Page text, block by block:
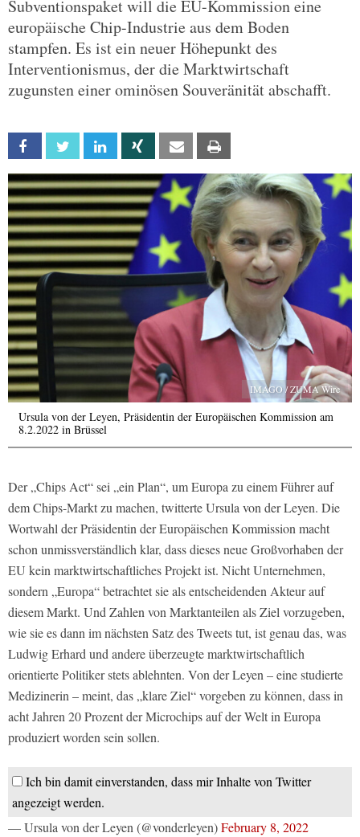
Subventionspaket will die EU-Kommission eine
europäische Chip-Industrie aus dem Boden
stampfen. Es ist ein neuer Höhepunkt des
Interventionismus, der die Marktwirtschaft
zugunsten einer ominösen Souveränität abschafft.
Facebook Twitter Linkedin Xing Email
IMAGO / ZUMA Wire
Ursula von der Leyen, Präsidentin der Europäischen Kommission am
8.2.2022 in Brüssel
Der „Chips Act“ sei „ein Plan“, um Europa zu einem Führer auf
dem Chips-Markt zu machen, twitterte Ursula von der Leyen. Die
Wortwahl der Präsidentin der Europäischen Kommission macht
schon unmissverständlich klar, dass dieses neue Großvorhaben der
EU kein marktwirtschaftliches Projekt ist. Nicht Unternehmen,
sondern „Europa“ betrachtet sie als entscheidenden Akteur auf
diesem Markt. Und Zahlen von Marktanteilen als Ziel vorzugeben,
wie sie es dann im nächsten Satz des Tweets tut, ist genau das, was
Ludwig Erhard und andere überzeugte marktwirtschaftlich
orientierte Politiker stets ablehnten. Von der Leyen – eine studierte
Medizinerin – meint, das „klare Ziel“ vorgeben zu können, dass in
acht Jahren 20 Prozent der Microchips auf der Welt in Europa
produziert worden sein sollen.
Ich bin damit einverstanden, dass mir Inhalte von Twitter
angezeigt werden.
— Ursula von der Leyen (@vonderleyen)February 8, 2022